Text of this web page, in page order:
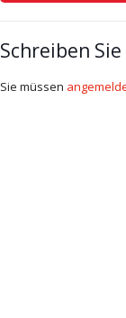
Schreiben
Sie müssen